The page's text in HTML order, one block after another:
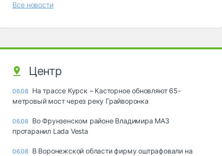
Все новости
Центр
06.08 На трассе Курск – Касторное обновляют 65-
метровый мост через реку Грайворонка
06.08 Во Фрунзенском районе Владимира МАЗ
протаранил Lada Vesta
06.08 В Воронежской области фирму оштрафовали на